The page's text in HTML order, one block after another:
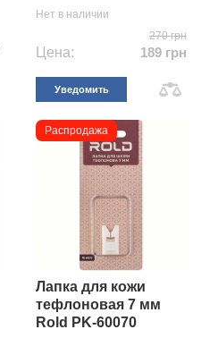
Нет в наличии
270 грн
Цена: 189 грн
Уведомить
Распродажа
Лапка для кожи
тефлоновая 7 мм
Rold PK-60070